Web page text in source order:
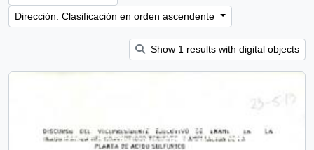
Dirección: Clasificación en orden ascendente
Show 1 results with digital objects